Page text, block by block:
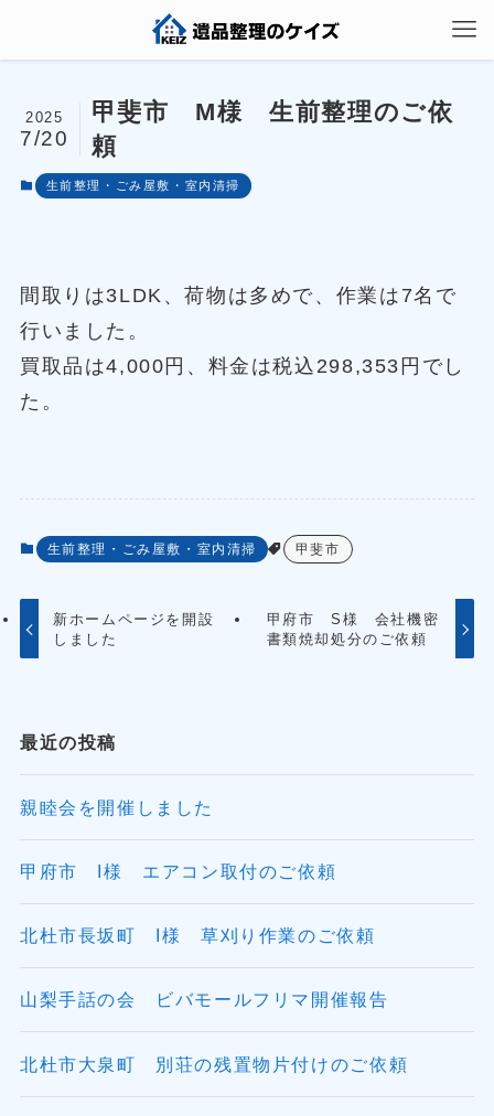
甲斐市 M様 生前整理のご依
頼
2025
7/20
生前整理・ごみ屋敷・室内清掃
間取りは3LDK、荷物は多めで、作業は7名で
行いました。
買取品は4,000円、料金は税込298,353円でし
た。
生前整理・ごみ屋敷・室内清掃 甲斐市
新ホームページを開設
しました
甲府市 S様 会社機密
書類焼却処分のご依頼
最近の投稿
親睦会を開催しました
甲府市 I様 エアコン取付のご依頼
北杜市長坂町 I様 草刈り作業のご依頼
山梨手話の会 ビバモールフリマ開催報告
北杜市大泉町 別荘の残置物片付けのご依頼